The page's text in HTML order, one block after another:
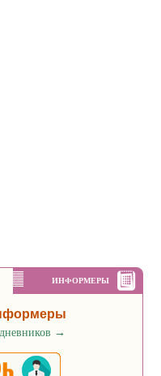
ИНФОРМЕРЫ
→